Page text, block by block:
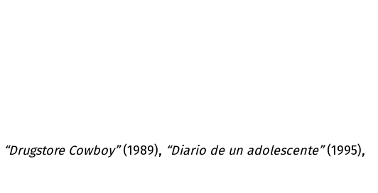
“Drugstore Cowboy”(1989), “Diario de un adolescente”(1995),